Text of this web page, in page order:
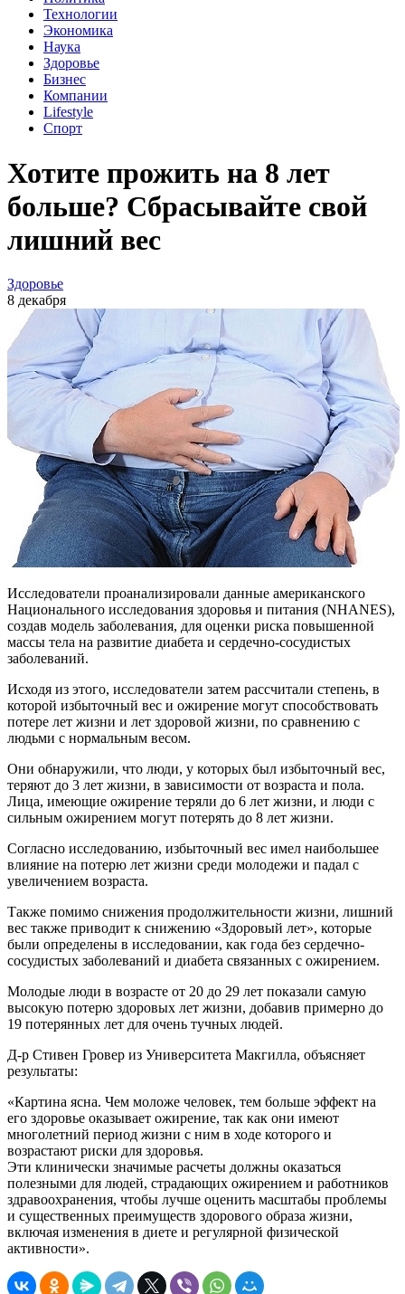
Технологии
Экономика
Наука
Здоровье
Бизнес
Компании
Lifestyle
Спорт
Хотите прожить на 8 лет
больше? Сбрасывайте свой
лишний вес
Здоровье
8 декабря
Исследователи проанализировали данные американского
Национального исследования здоровья и питания (NHANES),
создав модель заболевания, для оценки риска повышенной
массы тела на развитие диабета и сердечно-сосудистых
заболеваний.
Исходя из этого, исследователи затем рассчитали степень, в
которой избыточный вес и ожирение могут способствовать
потере лет жизни и лет здоровой жизни, по сравнению с
людьми с нормальным весом.
Они обнаружили, что люди, у которых был избыточный вес,
теряют до 3 лет жизни, в зависимости от возраста и пола.
Лица, имеющие ожирение теряли до 6 лет жизни, и люди с
сильным ожирением могут потерять до 8 лет жизни.
Согласно исследованию, избыточный вес имел наибольшее
влияние на потерю лет жизни среди молодежи и падал с
увеличением возраста.
Также помимо снижения продолжительности жизни, лишний
вес также приводит к снижению «Здоровый лет», которые
были определены в исследовании, как года без сердечно-
сосудистых заболеваний и диабета связанных с ожирением.
Молодые люди в возрасте от 20 до 29 лет показали самую
высокую потерю здоровых лет жизни, добавив примерно до
19 потерянных лет для очень тучных людей.
Д-р Стивен Гровер из Университета Макгилла, объясняет
результаты:
«Картина ясна. Чем моложе человек, тем больше эффект на
его здоровье оказывает ожирение, так как они имеют
многолетний период жизни с ним в ходе которого и
возрастают риски для здоровья.
Эти клинически значимые расчеты должны оказаться
полезными для людей, страдающих ожирением и работников
здравоохранения, чтобы лучше оценить масштабы проблемы
и существенных преимуществ здорового образа жизни,
включая изменения в диете и регулярной физической
активности».